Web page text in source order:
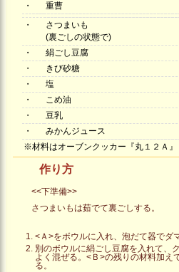
・
重曹
・
さつまいも
(裏ごしの状態で)
・ 絹ごし豆腐
・
きび砂糖
・
塩
・
こめ油
・
豆乳
・
みかんジュース
※材料はオーブンクッカー『丸１２Ａ』
作り方
<<下準備>>
さつまいもは茹でて裏ごしする。
<Ａ>をボウルに入れ、泡だて器でダ
別のボウルに絹ごし豆腐を入れて、
よく混ぜる。<Ｂ>の残りの材料加え
る。